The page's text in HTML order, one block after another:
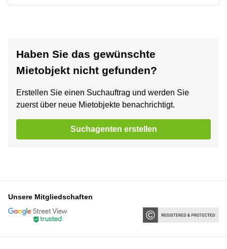
Haben Sie das gewünschte
Mietobjekt nicht gefunden?
Erstellen Sie einen Suchauftrag und werden Sie
zuerst über neue Mietobjekte benachrichtigt.
Suchagenten erstellen
Unsere Mitgliedschaften